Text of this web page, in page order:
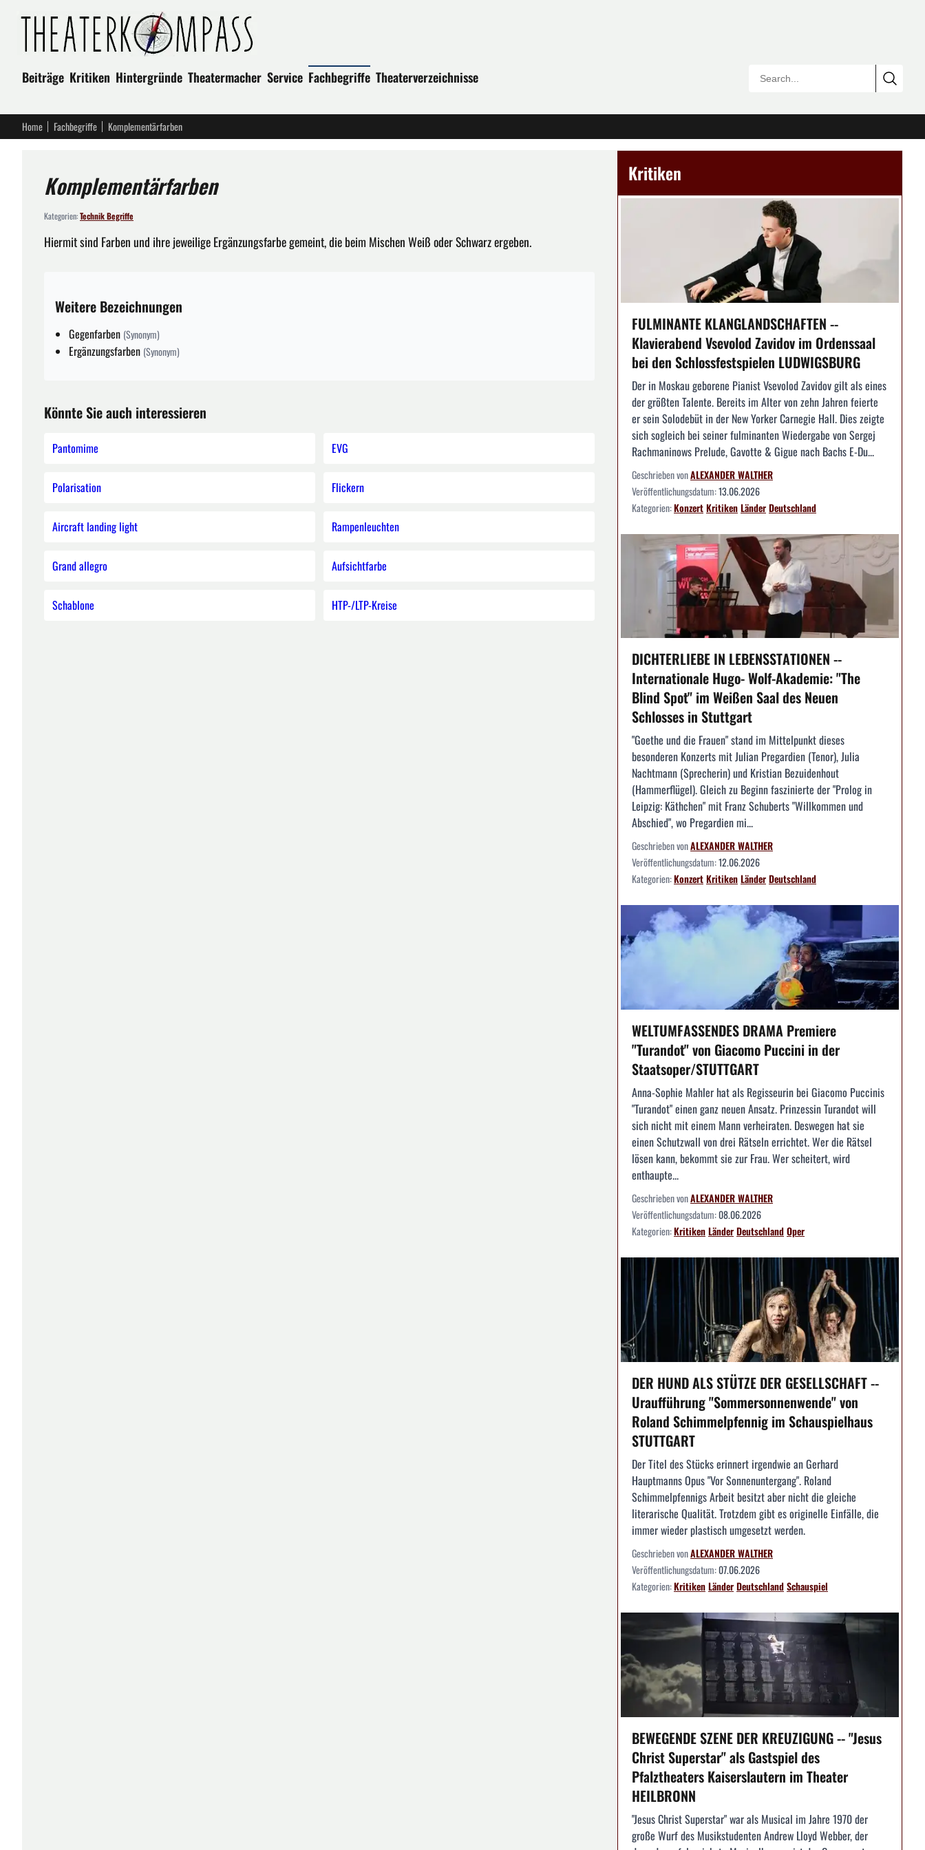
Beiträge Kritiken Hintergründe Theatermacher Service Fachbegriffe Theaterverzeichnisse
Home Fachbegriffe Komplementärfarben
Komplementärfarben
Kategorien:Technik Begriffe
Hiermit sind Farben und ihre jeweilige Ergänzungsfarbe gemeint, die beim Mischen Weiß oder Schwarz ergeben.
Weitere Bezeichnungen
Gegenfarben (Synonym)
Ergänzungsfarben (Synonym)
Könnte Sie auch interessieren
Pantomime EVG
Polarisation Flickern
Aircraft landing light Rampenleuchten
Grand allegro Aufsichtfarbe
Schablone HTP-/LTP-Kreise
Kritiken
FULMINANTE KLANGLANDSCHAFTEN --
Klavierabend Vsevolod Zavidov im Ordenssaal
bei den Schlossfestspielen LUDWIGSBURG
Der in Moskau geborene Pianist Vsevolod Zavidov gilt als eines
der größten Talente. Bereits im Alter von zehn Jahren feierte
er sein Solodebüt in der New Yorker Carnegie Hall. Dies zeigte
sich sogleich bei seiner fulminanten Wiedergabe von Sergej
Rachmaninows Prelude, Gavotte & Gigue nach Bachs E-Du...
Geschrieben vonALEXANDER WALTHER
Veröffentlichungsdatum:13.06.2026
Kategorien:KonzertKritikenLänderDeutschland
DICHTERLIEBE IN LEBENSSTATIONEN --
Internationale Hugo- Wolf-Akademie: "The
Blind Spot" im Weißen Saal des Neuen
Schlosses in Stuttgart
"Goethe und die Frauen" stand im Mittelpunkt dieses
besonderen Konzerts mit Julian Pregardien (Tenor), Julia
Nachtmann (Sprecherin) und Kristian Bezuidenhout
(Hammerflügel). Gleich zu Beginn faszinierte der "Prolog in
Leipzig: Käthchen" mit Franz Schuberts "Willkommen und
Abschied", wo Pregardien mi...
Geschrieben vonALEXANDER WALTHER
Veröffentlichungsdatum:12.06.2026
Kategorien:KonzertKritikenLänderDeutschland
WELTUMFASSENDES DRAMA Premiere
"Turandot" von Giacomo Puccini in der
Staatsoper/STUTTGART
Anna-Sophie Mahler hat als Regisseurin bei Giacomo Puccinis
"Turandot" einen ganz neuen Ansatz. Prinzessin Turandot will
sich nicht mit einem Mann verheiraten. Deswegen hat sie
einen Schutzwall von drei Rätseln errichtet. Wer die Rätsel
lösen kann, bekommt sie zur Frau. Wer scheitert, wird
enthaupte...
Geschrieben vonALEXANDER WALTHER
Veröffentlichungsdatum:08.06.2026
Kategorien:KritikenLänderDeutschlandOper
DER HUND ALS STÜTZE DER GESELLSCHAFT --
Uraufführung "Sommersonnenwende" von
Roland Schimmelpfennig im Schauspielhaus
STUTTGART
Der Titel des Stücks erinnert irgendwie an Gerhard
Hauptmanns Opus "Vor Sonnenuntergang". Roland
Schimmelpfennigs Arbeit besitzt aber nicht die gleiche
literarische Qualität. Trotzdem gibt es originelle Einfälle, die
immer wieder plastisch umgesetzt werden.
Geschrieben vonALEXANDER WALTHER
Veröffentlichungsdatum:07.06.2026
Kategorien:KritikenLänderDeutschlandSchauspiel
BEWEGENDE SZENE DER KREUZIGUNG -- "Jesus
Christ Superstar" als Gastspiel des
Pfalztheaters Kaiserslautern im Theater
HEILBRONN
"Jesus Christ Superstar" war als Musical im Jahre 1970 der
große Wurf des Musikstudenten Andrew Lloyd Webber, der